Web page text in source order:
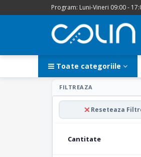
Program: Luni-Vineri 09:00 -
Toate categoriile
FILTREAZA
Reseteaza
Cantitate